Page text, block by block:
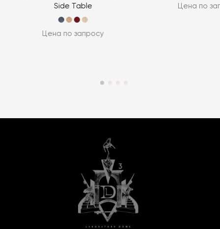
Side Table
Цена по запросу
Цена по